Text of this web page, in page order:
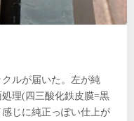
ルが届いた。左が純
理(四三酸化鉄皮膜=黒
じに純正っぽい仕上が